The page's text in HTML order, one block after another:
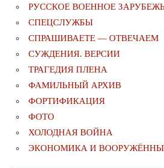
РУССКОЕ ВОЕННОЕ
СПЕЦСЛУЖБЫ
СПРАШИВАЕТЕ — ОТВЕЧАЕМ
СУЖДЕНИЯ. ВЕРСИИ
ТРАГЕДИЯ ПЛЕНА
ФАМИЛЬНЫЙ АРХИВ
ФОРТИФИКАЦИЯ
ФОТО
ХОЛОДНАЯ ВОЙНА
ЭКОНОМИКА И